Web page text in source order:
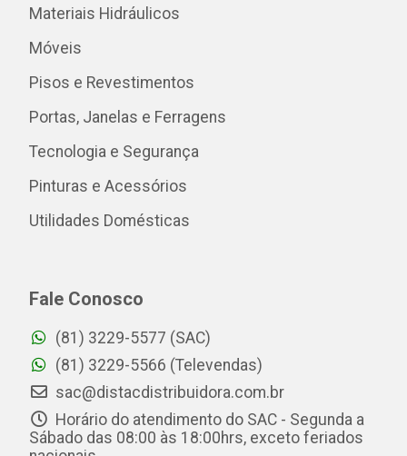
Materiais Hidráulicos
Móveis
Pisos e Revestimentos
Portas, Janelas e Ferragens
Tecnologia e Segurança
Pinturas e Acessórios
Utilidades Domésticas
Fale Conosco
(81) 3229-5577 (SAC)
(81) 3229-5566 (Televendas)
sac@distacdistribuidora.com.br
Horário do atendimento do SAC - Segunda a
Sábado das 08:00 às 18:00hrs, exceto feriados